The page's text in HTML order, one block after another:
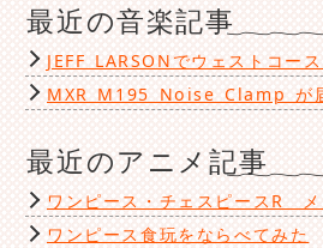
最近の音楽記事
JEFF LARSONでウェストコー
MXR M195 Noise Clamp が
最近のアニメ記事
ワンピース・チェスピースR メ
ワンピース食玩をならべてみた